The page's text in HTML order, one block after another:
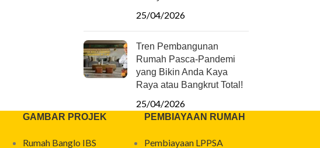
25/04/2026
Tren Pembangunan
Rumah Pasca-Pandemi
yang Bikin Anda Kaya
Raya atau Bangkrut Total!
25/04/2026
GAMBAR PROJEK
Rumah Banglo IBS
PEMBIAYAAN RUMAH
Pembiayaan LPPSA